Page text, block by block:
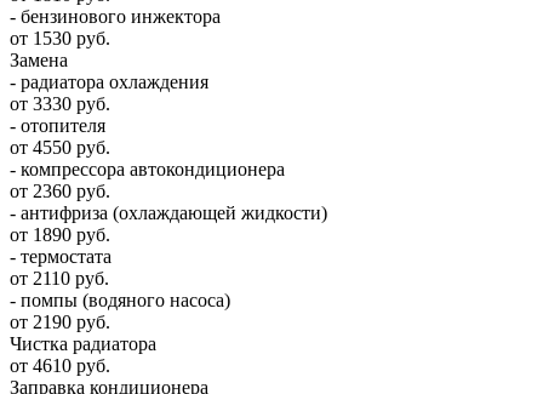
- бензинового инжектора
от 1530 руб.
Замена
- радиатора охлаждения
от 3330 руб.
- отопителя
от 4550 руб.
- компрессора автокондиционера
от 2360 руб.
- антифриза (охлаждающей жидкости)
от 1890 руб.
- термостата
от 2110 руб.
- помпы (водяного насоса)
от 2190 руб.
Чистка радиатора
от 4610 руб.
Заправка кондиционера